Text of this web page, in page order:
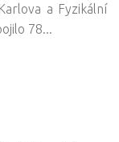
a Fyzikální
78...